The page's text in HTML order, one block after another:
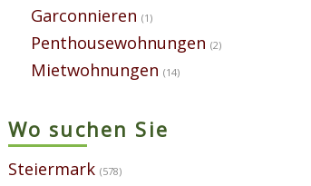
Garconnieren (1)
Penthousewohnungen (2)
Mietwohnungen (14)
Wo suchen Sie
Steiermark (578)